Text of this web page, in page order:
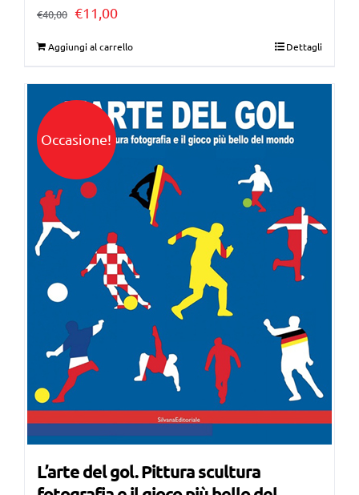
€40,00 Il
era:
€40,00.
€11,00Il
è:
€11,00.
Aggiungi al carrello Dettagli
Occasione!
L’arte del gol. Pittura scultura